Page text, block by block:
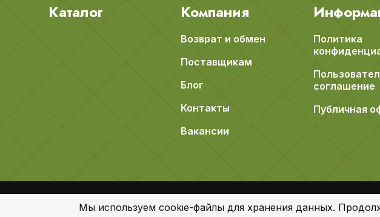
Каталог Компания
Возврат и обмен
Поставщикам
Блог
Контакты
Вакансии
Политика
соглашение
Публичная
Мы используем cookie-файлы для хранения данных.